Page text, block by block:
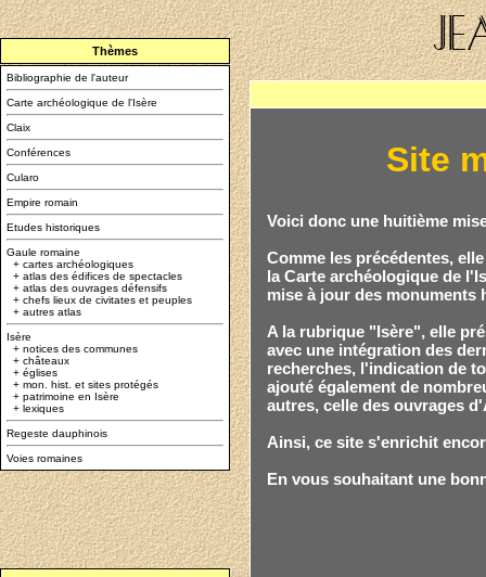
Thèmes
Bibliographie de l'auteur
Carte archéologique de l'Isère
Claix
Conférences
Cularo
Empire romain
Etudes historiques
Gaule romaine
+ cartes archéologiques
+ atlas des édifices de spectacles
+ atlas des ouvrages défensifs
+ chefs lieux de civitates et peuples
+ autres atlas
Isère
+ notices des communes
+ châteaux
+ églises
+ mon. hist. et sites protégés
+ patrimoine en Isère
+ lexiques
Regeste dauphinois
Voies romaines
Site
Voici donc une huitième
Comme les précédentes,
la Carte archéologique de
mise à jour des monuments
A la rubrique "Isère", elle
avec une intégration des
recherches, l'indication de
ajouté également de
autres, celle des ouvrages
Ainsi, ce site s'enrichit
En vous souhaitant une